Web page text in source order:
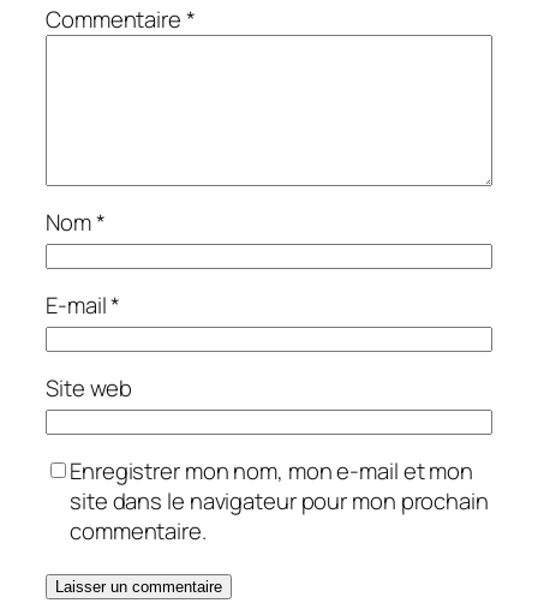
Commentaire*
Nom*
E-mail*
Site web
Enregistrer mon nom, mon e-mail et mon
site dans le navigateur pour mon prochain
commentaire.